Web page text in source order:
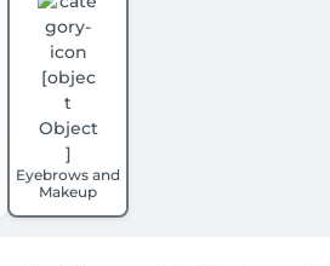
Eyebrows and
Makeup